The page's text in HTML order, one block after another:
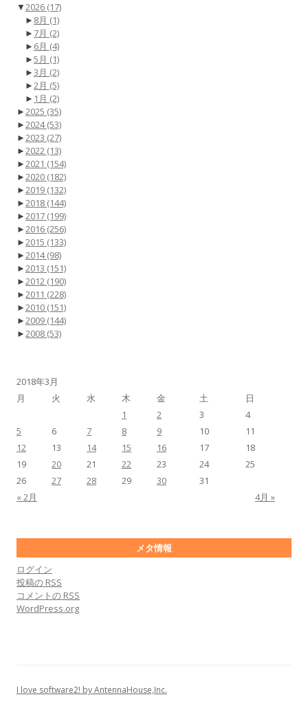
▼2026 (17)
► 8月 (1)
► 7月 (2)
► 6月 (4)
►5月 (1)
►3月 (2)
►2月 (5)
► 1月 (2)
►2025 (35)
►2024(53)
►2023 (27)
►2022 (13)
►2021 (154)
►2020 (182)
►2019 (132)
►2018 (144)
►2017 (199)
►2016 (256)
►2015 (133)
►2014(98)
►2013 (151)
►2012 (190)
►2011 (228)
►2010 (151)
►2009 (144)
►2008 (53)
2018年3月
月
火 水 木 金 土 日
« 2月 4月 »
1 2 3
4
5
6 7 8 9 10
11
12
13 14 15 16 17
18
19
20 21 22 23 24
25
26
27 28 29 30 31
メタ情報
ログイン
投稿の RSS
コメントの RSS
WordPress.org
I love software2! by AntennaHouse,Inc.